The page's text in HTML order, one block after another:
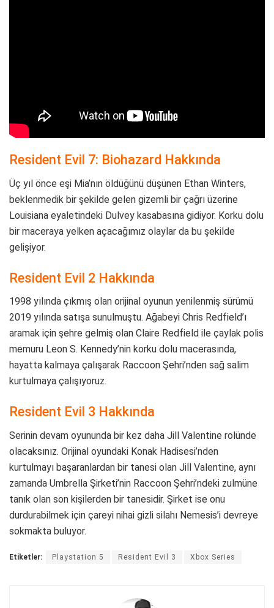
Resident Evil 7: Biohazard Hakkında
Üç yıl önce eşi Mia’nın öldüğünü düşünen Ethan Winters,
beklenmedik bir şekilde gelen gizemli bir çağrı üzerine
Louisiana eyaletindeki Dulvey kasabasına gidiyor. Korku dolu
bir maceraya yelken açacağımız olaylar da bu şekilde
gelişiyor.
Resident Evil 2 Hakkında
1998 yılında çıkmış olan orijinal oyunun yenilenmiş sürümü
2019 yılında satışa sunulmuştu. Ağabeyi Chris Redfield’ı
aramak için şehre gelmiş olan Claire Redfield ile çaylak polis
memuru Leon S. Kennedy’nin korku dolu macerasında,
hayatta kalmaya çalışarak Raccoon Şehri’nden sağ salim
kurtulmaya çalışıyoruz.
Resident Evil 3 Hakkında
Serinin devam oyununda bir kez daha Jill Valentine rolünde
olacaksınız. Orijinal oyundaki Konak Hadisesi’nden
kurtulmayı başaranlardan bir tanesi olan Jill Valentine, aynı
zamanda Umbrella Şirketi’nin Raccoon Şehri’ndeki zulmüne
tanık olan son kişilerden bir tanesidir. Şirket ise onu
durdurabilmek için çareyi nihai gizli silahı Nemesis’i devreye
sokmakta buluyor.
Etiketler: Playstation 5 Resident Evil 3 Xbox Series